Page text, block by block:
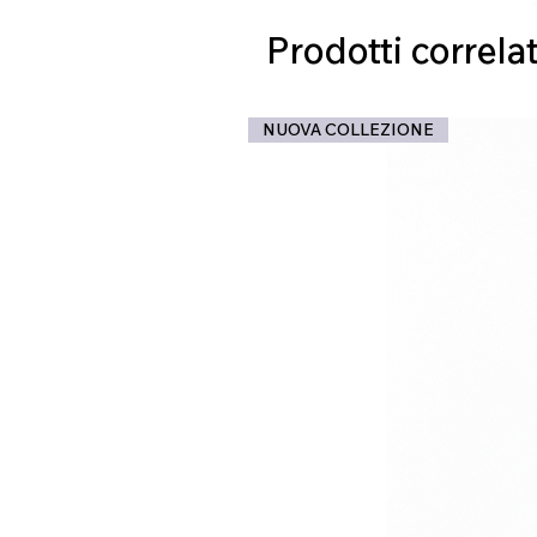
Prodotti
NUOVA COLLEZIONE